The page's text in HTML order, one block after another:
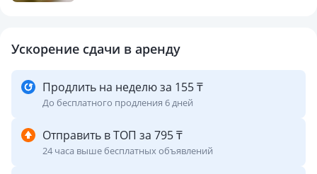
Ускорение сдачи в аренду
Продлить на неделю за 155 ₸
До бесплатного продления 6 дней
Отправить в ТОП за 795 ₸
24 часа выше бесплатных объявлений